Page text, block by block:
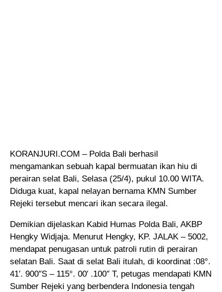
KORANJURI.COM – Polda Bali berhasil
mengamankan sebuah kapal bermuatan ikan hiu di
perairan selat Bali, Selasa (25/4), pukul 10.00 WITA.
Diduga kuat, kapal nelayan bernama KMN Sumber
Rejeki tersebut mencari ikan secara ilegal.
Demikian dijelaskan Kabid Humas Polda Bali, AKBP
Hengky Widjaja. Menurut Hengky, KP. JALAK – 5002,
mendapat penugasan untuk patroli rutin di perairan
selatan Bali. Saat di selat Bali itulah, di koordinat :08°.
41′. 900″S – 115°. 00′ .100″ T, petugas mendapati KMN
Sumber Rejeki yang berbendera Indonesia tengah